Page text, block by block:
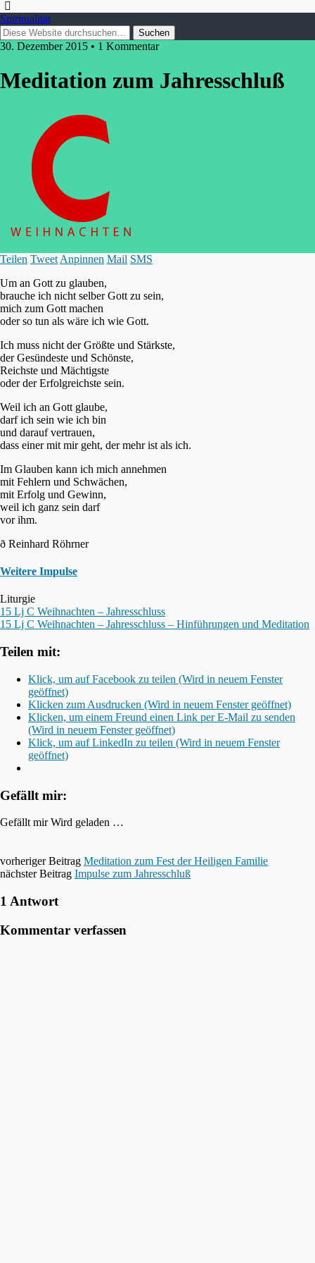
Spiritualität
30. Dezember 2015 • 1 Kommentar
Meditation zum Jahresschluß
Teilen Tweet Anpinnen Mail SMS
Um an Gott zu glauben,
brauche ich nicht selber Gott zu sein,
mich zum Gott machen
oder so tun als wäre ich wie Gott.
Ich muss nicht der Größte und Stärkste,
der Gesündeste und Schönste,
Reichste und Mächtigste
oder der Erfolgreichste sein.
Weil ich an Gott glaube,
darf ich sein wie ich bin
und darauf vertrauen,
dass einer mit mir geht, der mehr ist als ich.
Im Glauben kann ich mich annehmen
mit Fehlern und Schwächen,
mit Erfolg und Gewinn,
weil ich ganz sein darf
vor ihm.
ð Reinhard Röhrner
Weitere Impulse
Liturgie
15 Lj C Weihnachten – Jahresschluss
15 Lj C Weihnachten – Jahresschluss – Hinführungen und Meditation
Teilen mit:
Klick, um auf Facebook zu teilen (Wird in neuem Fenster
geöffnet)
Klicken zum Ausdrucken (Wird in neuem Fenster geöffnet)
Klicken, um einem Freund einen Link per E-Mail zu senden
(Wird in neuem Fenster geöffnet)
Klick, um auf LinkedIn zu teilen (Wird in neuem Fenster
geöffnet)
Gefällt mir:
Gefällt mir Wird geladen …
vorheriger Beitrag Meditation zum Fest der Heiligen Familie
nächster Beitrag Impulse zum Jahresschluß
1 Antwort
Kommentar verfassen